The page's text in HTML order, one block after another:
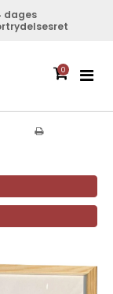
dages
0